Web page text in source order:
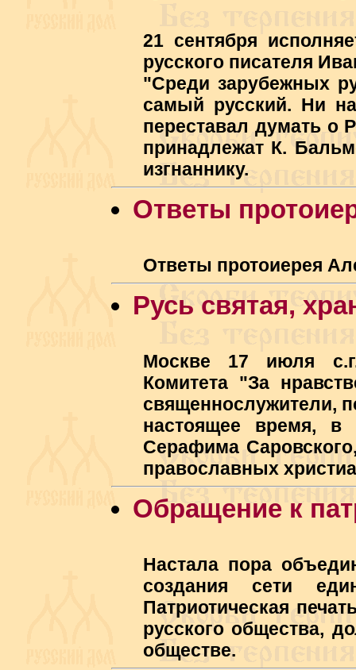
21 сентября
русского писателя
"Среди зарубежных
самый русский. Ни
переставал думать о
принадлежат К.
изгнаннику.
Ответы
Ответы протоиерея
Русь святая,
Москве 17 июля с.г.
Комитета "За
священнослужители,
настоящее время, в
Серафима
православных
Обращение к
Настала пора
создания сети
Патриотическая
русского общества,
обществе.